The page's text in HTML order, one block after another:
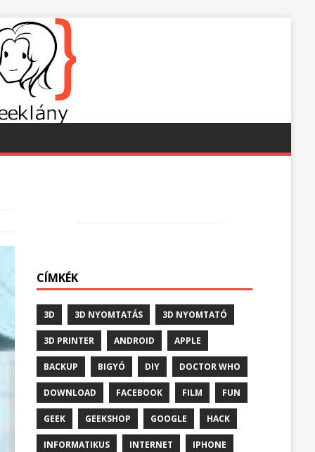
CÍMKÉK
3D 3D NYOMTATÁS 3D NYOMTATÓ
3D PRINTER ANDROID APPLE
BACKUP BIGYÓ DIY DOCTOR WHO
DOWNLOAD FACEBOOK FILM FUN
GEEK GEEKSHOP GOOGLE HACK
INFORMATIKUS INTERNET IPHONE